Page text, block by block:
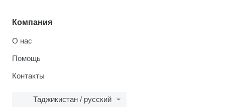
Компания
О нас
Помощь
Контакты
Таджикистан / русский